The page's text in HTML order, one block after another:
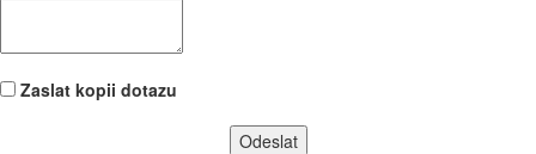
Zaslat kopii dotazu